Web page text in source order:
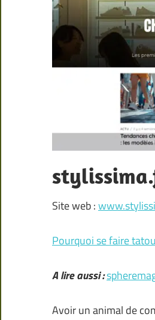
Site web :
Pourquoi se faire
A lire aussi :
Avoir un animal de